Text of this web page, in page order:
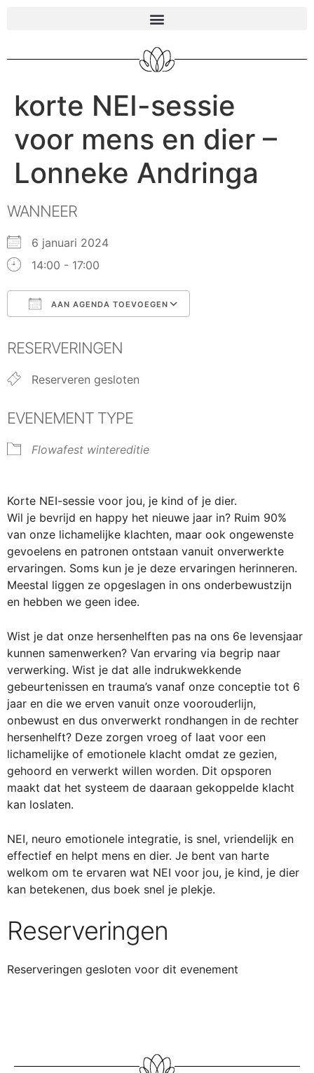
korte NEI-sessie
voor mens en dier –
Lonneke Andringa
WANNEER
6 januari 2024
14:00 - 17:00
AAN AGENDA TOEVOEGEN
RESERVERINGEN
Reserveren gesloten
EVENEMENT TYPE
Flowafest wintereditie
Korte NEI-sessie voor jou, je kind of je dier.
Wil je bevrijd en happy het nieuwe jaar in? Ruim 90%
van onze lichamelijke klachten, maar ook ongewenste
gevoelens en patronen ontstaan vanuit onverwerkte
ervaringen. Soms kun je je deze ervaringen herinneren.
Meestal liggen ze opgeslagen in ons onderbewustzijn
en hebben we geen idee.
Wist je dat onze hersenhelften pas na ons 6e levensjaar
kunnen samenwerken? Van ervaring via begrip naar
verwerking. Wist je dat alle indrukwekkende
gebeurtenissen en trauma’s vanaf onze conceptie tot 6
jaar en die we erven vanuit onze voorouderlijn,
onbewust en dus onverwerkt rondhangen in de rechter
hersenhelft? Deze zorgen vroeg of laat voor een
lichamelijke of emotionele klacht omdat ze gezien,
gehoord en verwerkt willen worden. Dit opsporen
maakt dat het systeem de daaraan gekoppelde klacht
kan loslaten.
NEI, neuro emotionele integratie, is snel, vriendelijk en
effectief en helpt mens en dier. Je bent van harte
welkom om te ervaren wat NEI voor jou, je kind, je dier
kan betekenen, dus boek snel je plekje.
Reserveringen
Reserveringen gesloten voor dit evenement